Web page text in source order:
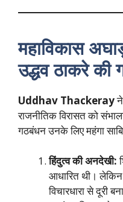
महाविकास
उद्धव ठाकरे की
Uddhav Thackeray
राजनीतिक विरासत को
गठबंधन उनके लिए महंगा
हिंदुत्व की अनदेखी:
आधारित थी। लेकिन
विचारधारा से दूरी